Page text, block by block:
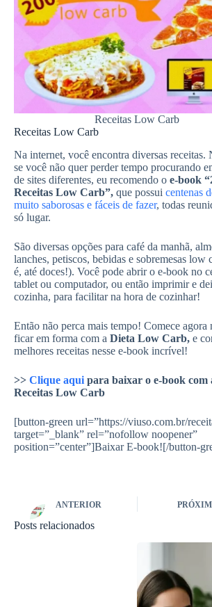
Receitas Low Carb
Receitas Low Carb
Na internet, você encontra diversas receitas.
se você não quer perder tempo procurando
de sites diferentes, eu recomendo o e-book
Receitas Low Carb”, que possui centenas
muito saborosas e fáceis de fazer, todas
só lugar.
São diversas opções para café da manhã,
lanches, petiscos, bebidas e sobremesas low
é, até doces!). Você pode abrir o e-book no
tablet ou computador, ou então imprimir e
cozinha, para facilitar na hora de cozinhar!
Então não perca mais tempo! Comece agora
ficar em forma com a Dieta Low Carb, e
melhores receitas nesse e-book incrível!
>> Clique aqui para baixar o e-book com
Receitas Low Carb
[button-green url=”https://viuso.com.br/
target=”_blank” rel=”nofollow noopener”
position=”center”]Baixar E-book![/button-
ANTERIOR
Posts relacionados